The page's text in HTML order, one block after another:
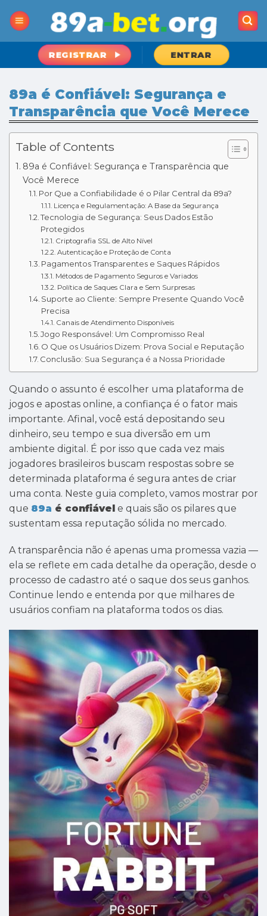
to
REGISTRAR ENTRAR
89a é Confiável: Segurança e
Transparência que Você Merece
Table of Contents
89a é Confiável: Segurança e Transparência que
Você Merece
Por Que a Confiabilidade é o Pilar Central da 89a?
Licença e Regulamentação: A Base da Segurança
Tecnologia de Segurança: Seus Dados Estão
Protegidos
Criptografia SSL de Alto Nível
Autenticação e Proteção de Conta
Pagamentos Transparentes e Saques Rápidos
Métodos de Pagamento Seguros e Variados
Política de Saques Clara e Sem Surpresas
Suporte ao Cliente: Sempre Presente Quando Você
Precisa
Canais de Atendimento Disponíveis
Jogo Responsável: Um Compromisso Real
O Que os Usuários Dizem: Prova Social e Reputação
Conclusão: Sua Segurança é a Nossa Prioridade
Quando o assunto é escolher uma plataforma de
jogos e apostas online, a confiança é o fator mais
importante. Afinal, você está depositando seu
dinheiro, seu tempo e sua diversão em um
ambiente digital. É por isso que cada vez mais
jogadores brasileiros buscam respostas sobre se
determinada plataforma é segura antes de criar
uma conta. Neste guia completo, vamos mostrar por
que 89a é confiável e quais são os pilares que
sustentam essa reputação sólida no mercado.
A transparência não é apenas uma promessa vazia —
ela se reflete em cada detalhe da operação, desde o
processo de cadastro até o saque dos seus ganhos.
Continue lendo e entenda por que milhares de
usuários confiam na plataforma todos os dias.